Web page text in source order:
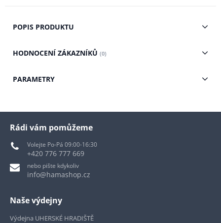
POPIS PRODUKTU
HODNOCENÍ ZÁKAZNÍKŮ (0)
PARAMETRY
Rádi vám pomůžeme
Volejte Po-Pá 09:00-16:30
+420 776 777 669
nebo pište kdykoliv
info@hamashop.cz
Naše výdejny
Výdejna UHERSKÉ HRADIŠTĚ